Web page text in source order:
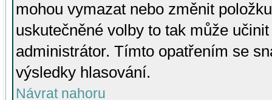
mohou vymazat nebo změnit
uskutečněné volby to tak může
administrátor. Tímto opatřením se
výsledky hlasování.
Návrat nahoru